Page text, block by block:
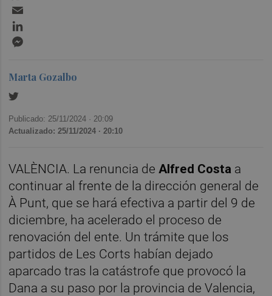
Marta Gozalbo
Publicado: 25/11/2024 · 20:09
Actualizado: 25/11/2024 · 20:10
VALÈNCIA. La renuncia de Alfred Costa a
continuar al frente de la dirección general de
À Punt, que se hará efectiva a partir del 9 de
diciembre, ha acelerado el proceso de
renovación del ente. Un trámite que los
partidos de Les Corts habían dejado
aparcado tras la catástrofe que provocó la
Dana a su paso por la provincia de Valencia,